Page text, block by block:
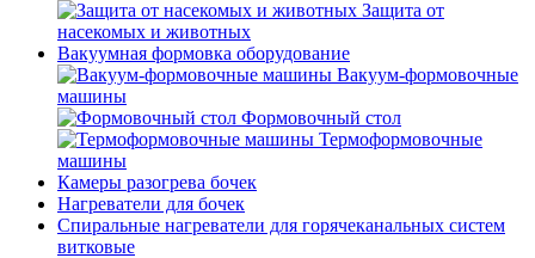
Защита от
насекомых и животных
Вакуумная формовка оборудование
Вакуум-формовочные
машины
Формовочный стол
Термоформовочные
машины
Камеры разогрева бочек
Нагреватели для бочек
Спиральные нагреватели для горячеканальных систем
витковые